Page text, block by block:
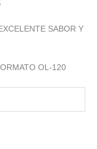
SABOR Y
OL-120